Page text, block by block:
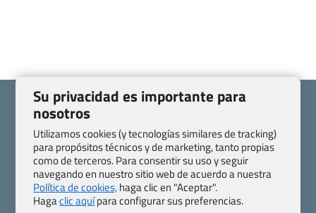
Quienes somos
Contacto
Pasaporte, Visado, Salud y otras disposiciones específicas
Blog de Viajes.com
Registro de agencias
Preguntas frecuentes
Condiciones generales
Su privacidad es importante para
nosotros
Utilizamos cookies (y tecnologías similares de tracking)
para propósitos técnicos y de marketing, tanto propias
como de terceros. Para consentir su uso y seguir
navegando en nuestro sitio web de acuerdo a nuestra
Política de cookies,haga clic en "Aceptar".
Hagaclic aquípara configurar sus preferencias.